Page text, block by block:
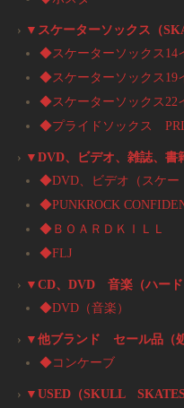
› ▼スケーターソックス（
◆スケーターソックス14
◆スケーターソックス19
◆スケーターソックス22
◆プライドソックス
› ▼DVD、ビデオ、雑誌、書
◆DVD、ビデオ（スケー
◆PUNKROCK
◆ＢＯＡＲＤＫＩＬＬ
◆FLJ
› ▼CD、DVD 音楽（ハード
◆DVD（音楽）
› ▼他ブランド セール品（
◆コンケーブ
› ▼USED（SKULL